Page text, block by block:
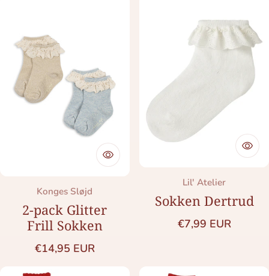
Merk:
Konges Sløjd
2-pack Glitter
Frill Sokken
Normale prijs
€14,95 EUR
Merk:
Lil' Atelier
Sokken Dertrud
Normale prijs
€7,99 EUR